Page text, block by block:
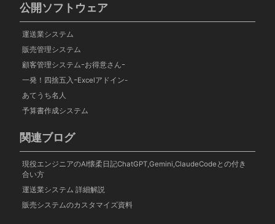
公開ソフトウェア
運送業システム
販売管理システム
顧客管理システムｰお得意さんｰ
一発！四捨五入ｰExcelアドイン-
あてうち名人
予算書作成システム
関連ブログ
現役エンジニアのAI懐柔日記ChatGPT,Gemini,ClaudeCodeとの付き
合い方
運送業システム 詳細解説
販売システムのカスタマイズ資料